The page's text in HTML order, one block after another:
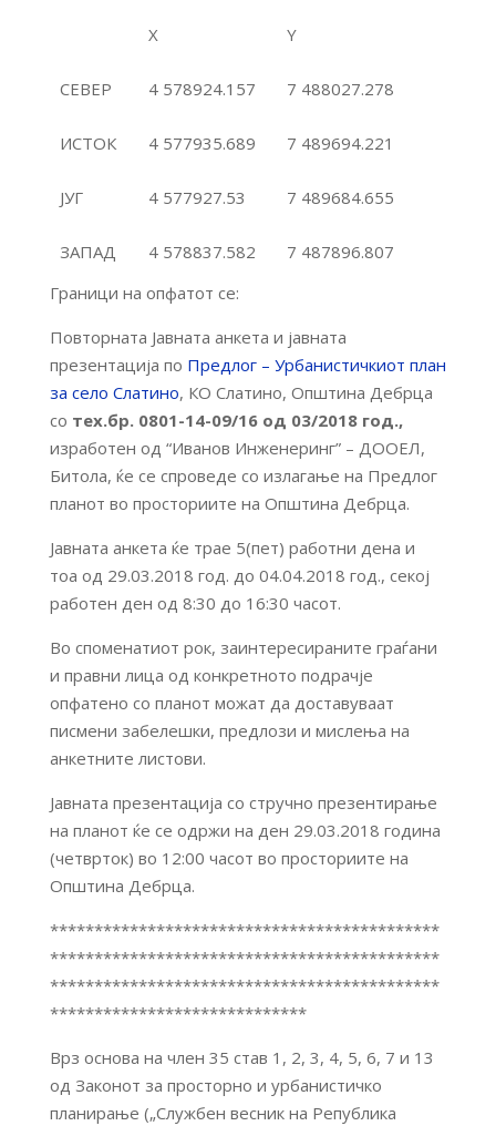
X Y
СЕВЕР 4 578924.157 7 488027.278
ИСТОК 4 577935.689 7 489694.221
ЈУГ 4 577927.53 7 489684.655
ЗАПАД 4 578837.582
7 487896.807
Граници на опфатот се:
Повторната Јавната анкета и јавната
презентација по Предлог – Урбанистичкиот план
за село Слатино, КО Слатино, Општина Дебрца
со тех.бр. 0801-14-09/16 од 03/2018 год.,
изработен од “Иванов Инженеринг” – ДООЕЛ,
Битола, ќе се спроведе со излагање на Предлог
планот во просториите на Општина Дебрца.
Јавната анкета ќе трае 5(пет) работни дена и
тоа од 29.03.2018 год. до 04.04.2018 год., секој
работен ден од 8:30 до 16:30 часот.
Во споменатиот рок, заинтересираните граѓани
и правни лица од конкретното подрачје
опфатено со планот можат да доставуваат
писмени забелешки, предлози и мислења на
анкетните листови.
Јавната презентација со стручно презентирање
на планот ќе се одржи на ден 29.03.2018 година
(четврток) во 12:00 часот во просториите на
Општина Дебрца.
********************************************
********************************************
********************************************
*****************************
Врз основа на член 35 став 1, 2, 3, 4, 5, 6, 7 и 13
од Законот за просторно и урбанистичко
планирање („Службен весник на Република